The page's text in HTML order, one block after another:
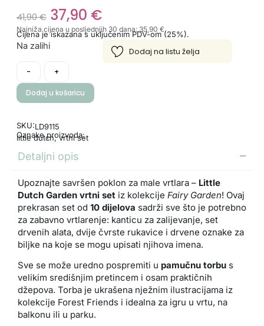
41,90€ 37,90 €
Najniža cijena u posljednjih 30 dana:35,90 €
Cijena je iskazana s uključenim PDV-om (25%).
Na zalihi
- +
Dodaj u košaricu
SKU:LD9115
Oznake proizvoda:
little dutch,vrtni set
Detaljni opis
Upoznajte savršen poklon za male vrtlara – Little
Dutch Garden vrtni set iz kolekcije Fairy Garden! Ovaj
prekrasan set od 10 dijelova sadrži sve što je potrebno
za zabavno vrtlarenje: kanticu za zalijevanje, set
drvenih alata, dvije čvrste rukavice i drvene oznake za
biljke na koje se mogu upisati njihova imena.
Sve se može uredno pospremiti u pamučnu torbus
velikim središnjim pretincem i osam praktičnih
džepova. Torba je ukrašena nježnim ilustracijama iz
kolekcije Forest Friends i idealna za igru u vrtu, na
balkonu ili u parku.